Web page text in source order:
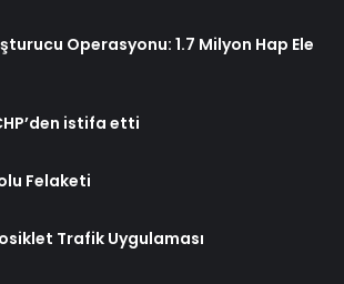
Operasyonu: 1.7 Milyon Hap Ele
istifa etti
Felaketi
Trafik Uygulaması